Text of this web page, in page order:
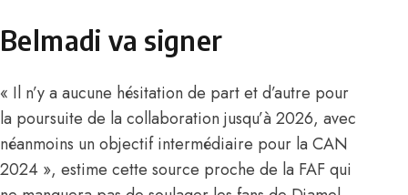
Belmadi va signer
« Il n’y a aucune hésitation de part et d’autre pour
la poursuite de la collaboration jusqu’à 2026, avec
néanmoins un objectif intermédiaire pour la CAN
2024 », estime cette source proche de la FAF qui